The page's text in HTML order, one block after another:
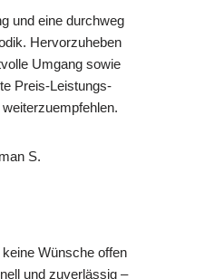
und eine durchweg
Hervorzuheben
Umgang sowie
Preis-Leistungs-
S.
Wünsche offen
und zuverlässig –